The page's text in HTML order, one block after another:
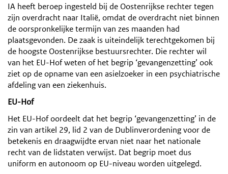
IA heeft beroep ingesteld bij de Oostenrijkse rechter tegen
zijn overdracht naar Italië, omdat de overdracht niet binnen
de oorspronkelijke termijn van zes maanden had
plaatsgevonden. De zaak is uiteindelijk terechtgekomen bij
de hoogste Oostenrijkse bestuursrechter. Die rechter wil
van het EU-Hof weten of het begrip ‘gevangenzetting’ ook
ziet op de opname van een asielzoeker in een psychiatrische
afdeling van een ziekenhuis.
EU-Hof
Het EU-Hof oordeelt dat het begrip ‘gevangenzetting’ in de
zin van artikel 29, lid 2 van de Dublinverordening voor de
betekenis en draagwijdte ervan niet naar het nationale
recht van de lidstaten verwijst. Dat begrip moet dus
uniform en autonoom op EU-niveau worden uitgelegd.